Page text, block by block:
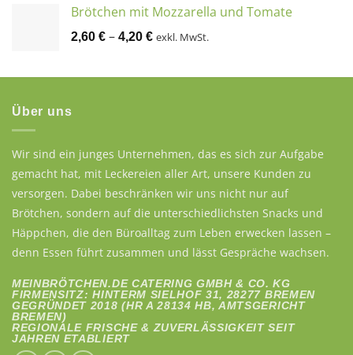
Brötchen mit Mozzarella und Tomate
2,60 € – 4,20 € exkl. MwSt.
Über uns
Wir sind ein junges Unternehmen, das es sich zur Aufgabe
gemacht hat, mit Leckereien aller Art, unsere Kunden zu
versorgen. Dabei beschränken wir uns nicht nur auf
Brötchen, sondern auf die unterschiedlichsten Snacks und
Häppchen, die den Büroalltag zum Leben erwecken lassen –
denn Essen führt zusammen und lässt Gespräche wachsen.
MEINBRÖTCHEN.DE CATERING GMBH & CO. KG
FIRMENSITZ: HINTERM SIELHOF 31, 28277 BREMEN
GEGRÜNDET 2018 (HR A 28134 HB, AMTSGERICHT
BREMEN)
REGIONALE FRISCHE & ZUVERLÄSSIGKEIT SEIT
JAHREN ETABLIERT